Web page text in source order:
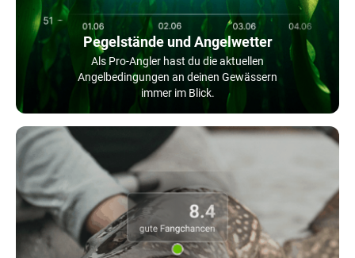
Pegelstände und Angelwetter
Als Pro-Angler hast du die aktuellen
Angelbedingungen an deinen Gewässern
immer im Blick.